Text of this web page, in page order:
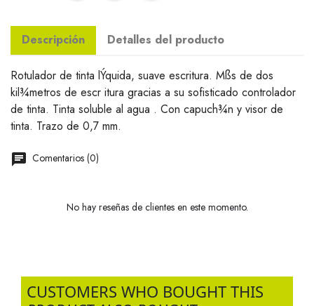
Descripción Detalles del producto
Rotulador de tinta lÝquida, suave escritura. Mßs de dos
kil¾metros de escr itura gracias a su sofisticado controlador
de tinta. Tinta soluble al agua . Con capuch¾n y visor de
tinta. Trazo de 0,7 mm.
Comentarios (0)
No hay reseñas de clientes en este momento.
CUSTOMERS WHO BOUGHT THIS